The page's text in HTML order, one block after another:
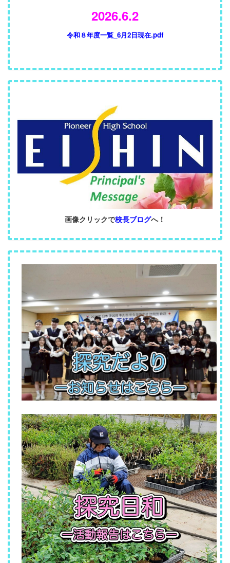
2026.6.2
令和８年度一覧_6月2日現在.pdf
画像クリックで校長ブログへ！